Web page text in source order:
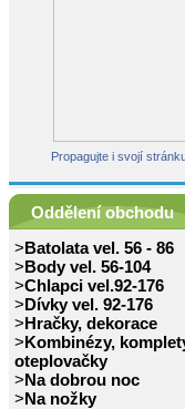
Propagujte i svojí
Oddělení obchodu
>Batolata vel. 56 - 86
>Body vel. 56-104
>Chlapci vel.92-176
>Dívky vel. 92-176
>Hračky, dekorace
>Kombinézy,
oteplovačky
>Na dobrou noc
>Na nožky